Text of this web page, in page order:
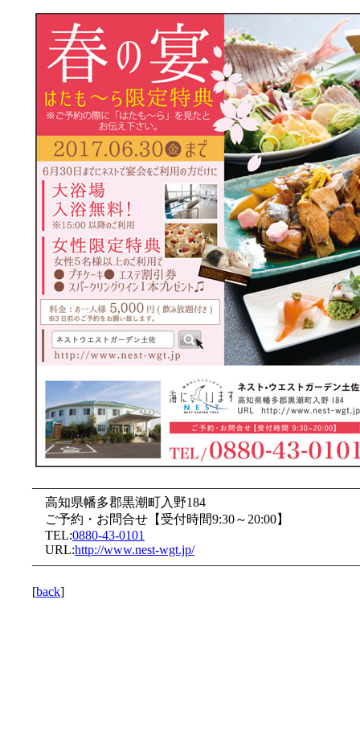
高知県幡多郡黒潮町入野184
ご予約・お問合せ【受付時間9:30～20:00】
TEL:0880-43-0101
URL:http://www.nest-wgt.jp/
[back]